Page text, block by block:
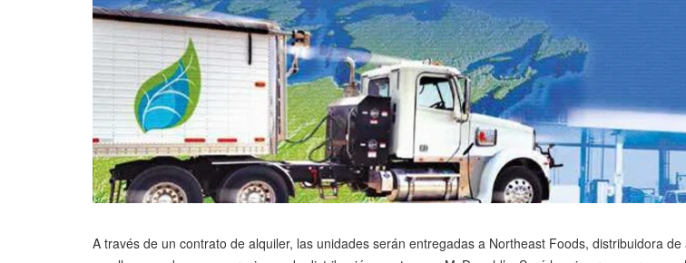
A través de un contrato de alquiler, las unidades serán entregadas a Northeast Foods, distribuidora